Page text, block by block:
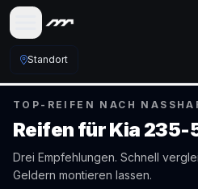
Standort
TOP-REIFEN NACH
Reifen fürKia 235-
Drei Empfehlungen. Schnell
Geldern montieren lassen.